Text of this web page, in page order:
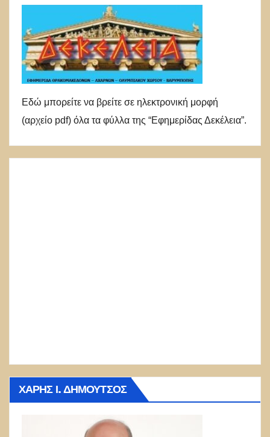
Εδώ μπορείτε να βρείτε σε ηλεκτρονική μορφή
(αρχείο pdf) όλα τα φύλλα της “Εφημερίδας Δεκέλεια”.
ΧΆΡΗΣ Ι. ΔΗΜΟΎΤΣΟΣ